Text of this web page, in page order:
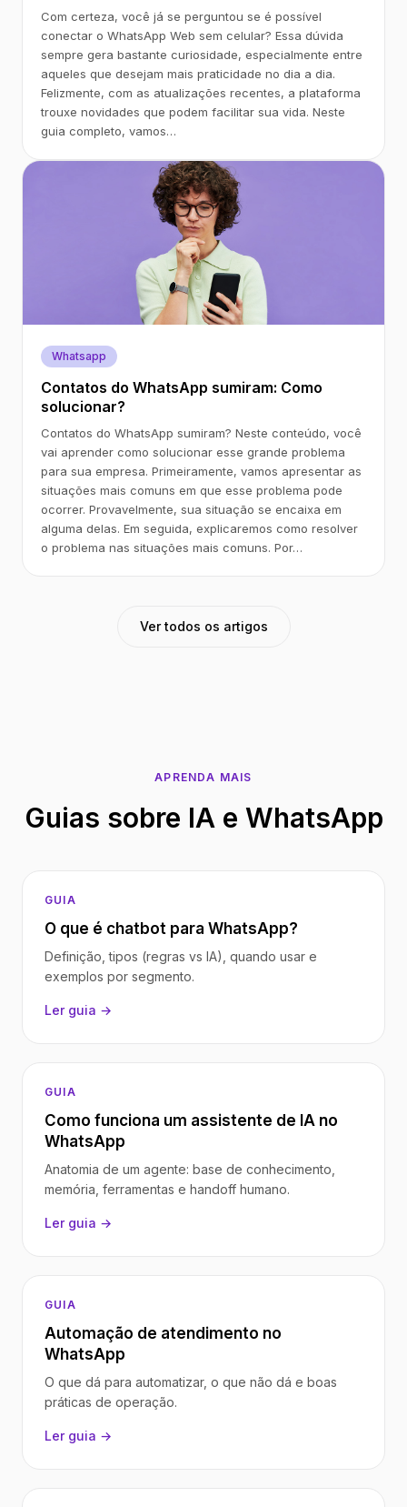
Com certeza, você já se perguntou se é possível
conectar o WhatsApp Web sem celular? Essa dúvida
sempre gera bastante curiosidade, especialmente entre
aqueles que desejam mais praticidade no dia a dia.
Felizmente, com as atualizações recentes, a plataforma
trouxe novidades que podem facilitar sua vida. Neste
guia completo, vamos…
Whatsapp
Contatos do WhatsApp sumiram: Como
solucionar?
Contatos do WhatsApp sumiram? Neste conteúdo, você
vai aprender como solucionar esse grande problema
para sua empresa. Primeiramente, vamos apresentar as
situações mais comuns em que esse problema pode
ocorrer. Provavelmente, sua situação se encaixa em
alguma delas. Em seguida, explicaremos como resolver
o problema nas situações mais comuns. Por…
Ver todos os artigos
APRENDA MAIS
Guias sobre IA e WhatsApp
GUIA
O que é chatbot para WhatsApp?
Definição, tipos (regras vs IA), quando usar e
exemplos por segmento.
Ler guia →
GUIA
Como funciona um assistente de IA no
WhatsApp
Anatomia de um agente: base de conhecimento,
memória, ferramentas e handoff humano.
Ler guia →
GUIA
Automação de atendimento no
WhatsApp
O que dá para automatizar, o que não dá e boas
práticas de operação.
Ler guia →